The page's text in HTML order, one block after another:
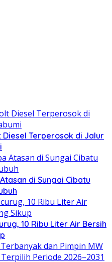
Diesel Terperosok di Jalur
di Sungai Cibatu
10 Ribu Liter Air Bersih